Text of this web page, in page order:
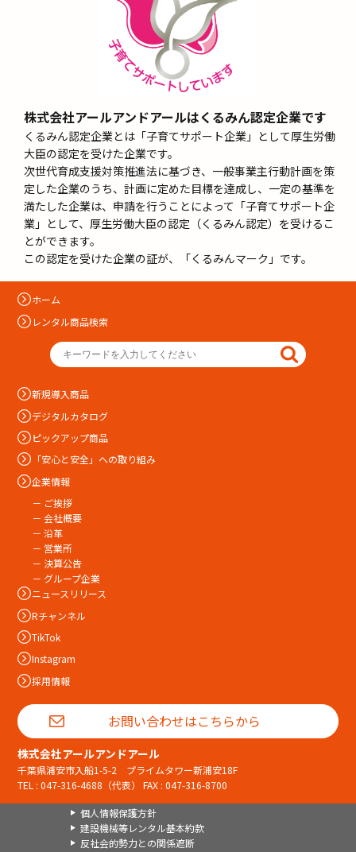
株式会社アールアンドアールはくるみん認定企業です
くるみん認定企業とは「子育てサポート企業」として厚生労働
大臣の認定を受けた企業です。
次世代育成支援対策推進法に基づき、一般事業主行動計画を策
定した企業のうち、計画に定めた目標を達成し、一定の基準を
満たした企業は、申請を行うことによって「子育てサポート企
業」として、厚生労働大臣の認定（くるみん認定）を受けるこ
とができます。
この認定を受けた企業の証が、「くるみんマーク」です。
ホーム
レンタル商品検索
新規導入商品
デジタルカタログ
ピックアップ商品
「安心と安全」への取り組み
企業情報
－ ご挨拶
－ 会社概要
－ 沿革
－ 営業所
－ 決算公告
－ グループ企業
ニュースリリース
Rチャンネル
TikTok
Instagram
採用情報
お問い合わせはこちらから
株式会社アールアンドアール
千葉県浦安市入船1-5-2 プライムタワー新浦安18F
TEL :047-316-4688 （代表） FAX : 047-316-8700
個人情報保護方針
建設機械等レンタル基本約款
反社会的勢力との関係遮断